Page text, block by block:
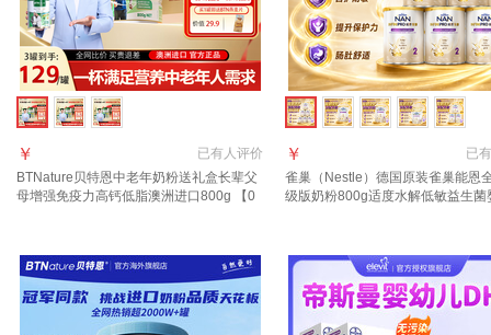
已有人评价
￥
BTNature贝特恩中老年奶粉送礼盒长辈父
母增强免疫力高钙低脂澳洲进口800g 【0
已有
￥
雀巢（Nestle）德国原装雀巢能恩
级版奶粉800g适度水解低敏益生菌